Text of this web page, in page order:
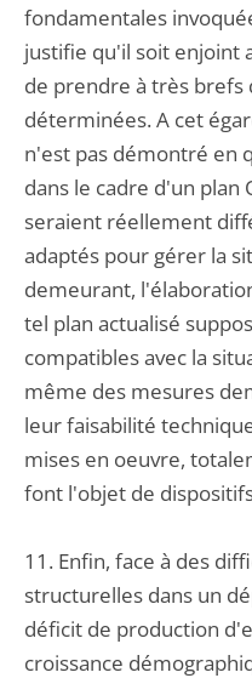
fondamentales
justifie qu'il soit enjoint
de prendre à très brefs
déterminées. A cet
n'est pas démontré en
dans le cadre d'un plan
seraient réellement
adaptés pour gérer la
demeurant,
tel plan actualisé
compatibles avec la
même des mesures
leur faisabilité
mises en oeuvre,
font l'objet de
11. Enfin, face à des
structurelles dans un
déficit de production
croissance